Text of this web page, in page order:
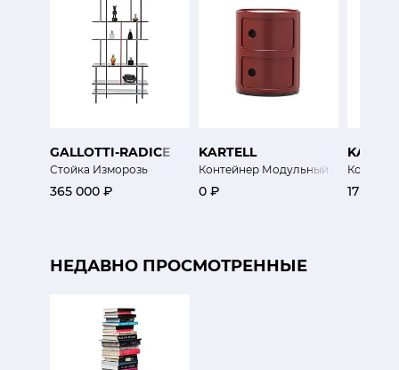
GALLOTTI-RADICE
Стойка Изморозь
365 000 ₽
KARTELL
Контейнер Модульный
0 ₽ 17 000 ₽
НЕДАВНО ПРОСМОТРЕННЫЕ